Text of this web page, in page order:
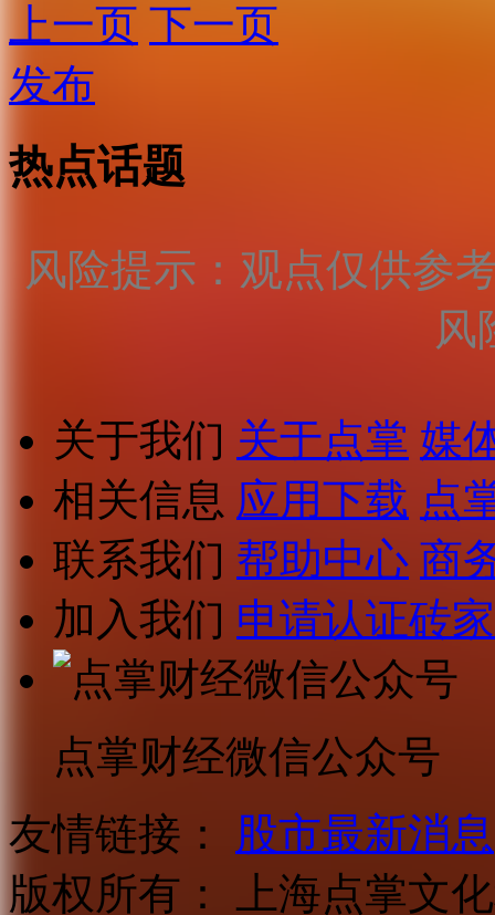
上一页 下一页
发布
热点话题
风险提示：观点仅供参
风
关于我们 关于点掌 媒
相关信息 应用下载 点
联系我们 帮助中心 商
加入我们 申请认证砖家
点掌财经微信公众号
友情链接：
股市最新消息
版权所有：
上海点掌文